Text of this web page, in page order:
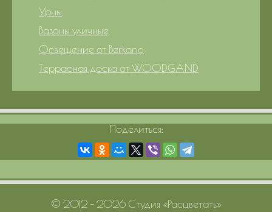
Урны
Вазоны уличные
Освещение от Berkano
Террасная доска от WOODGAND
Поделиться:
© 2012 – 2026 Студия «Расцветать»